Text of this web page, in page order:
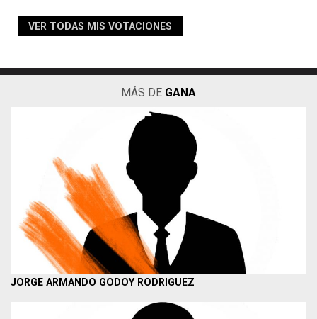
VER TODAS MIS VOTACIONES
MÁS DE GANA
JORGE ARMANDO GODOY RODRIGUEZ